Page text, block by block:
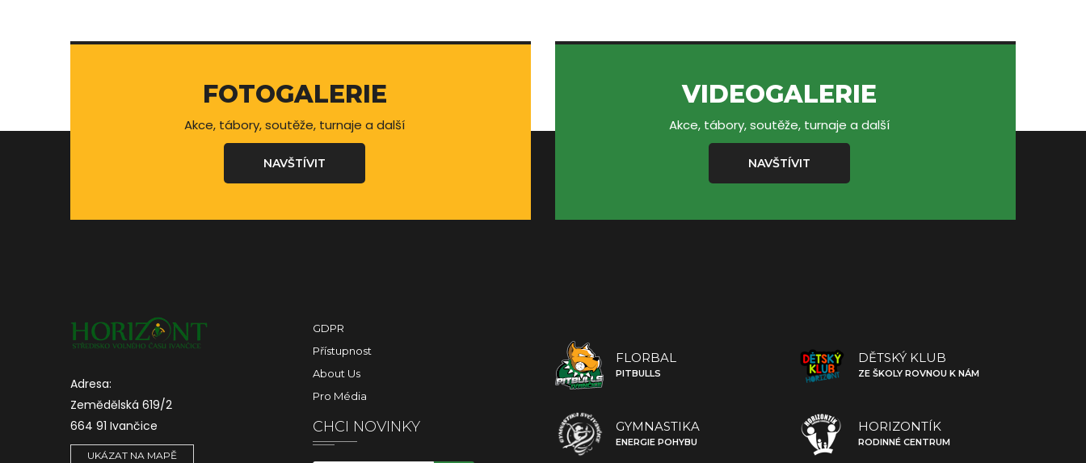
FOTOGALERIE
Akce, tábory, soutěže, turnaje a další
NAVŠTÍVIT
VIDEOGALERIE
Akce, tábory, soutěže, turnaje a další
NAVŠTÍVIT
Adresa:
Zemědělská 619/2
664 91 Ivančice
UKÁZAT NA MAPĚ
GDPR
Přístupnost
About Us
Pro Média
CHCI NOVINKY
FLORBAL
PITBULLS
GYMNASTIKA
ENERGIE POHYBU
DĚTSKÝ KLUB
ZE ŠKOLY ROVNOU K NÁM
HORIZONTÍK
RODINNÉ CENTRUM